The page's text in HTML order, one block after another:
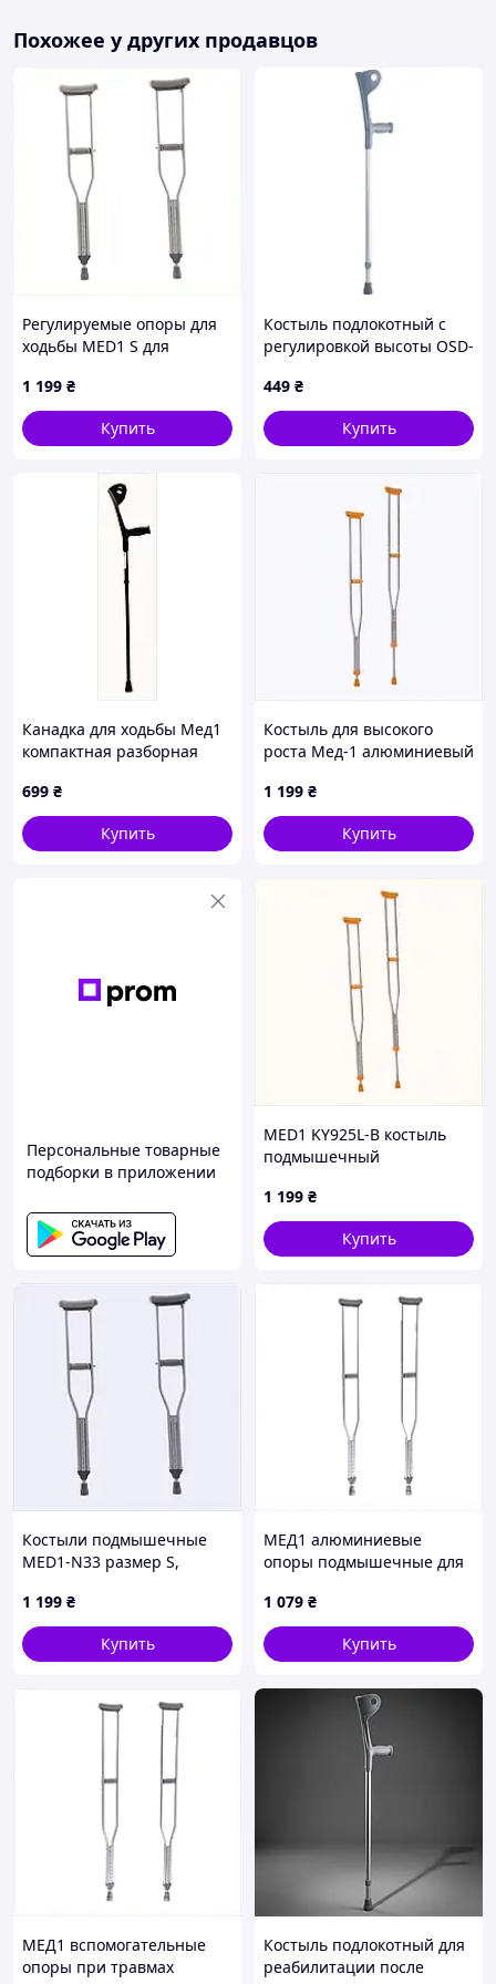
Похожее у других продавцов
Регулируемые опоры для
ходьбы MED1 S для
B799M5089
1 199 ₴
Купить
Костыль подлокотный с
регулировкой высоты OSD-
449 ₴
Купить
Канадка для ходьбы Мед1
компактная разборная
699 ₴
Купить
Костыль для высокого
роста Мед-1 алюминиевый
1 199 ₴
Купить
Персональные товарные
подборки в приложении
MED1 KY925L-B костыль
подмышечный
оранжевый, 8733054XMB
1 199 ₴
Купить
Костыли подмышечные
MED1-N33 размер S,
1 199 ₴
Купить
МЕД1 алюминиевые
опоры подмышечные для
1 079 ₴
Купить
МЕД1 вспомогательные
опоры при травмах
Костыль подлокотный для
реабилитации после